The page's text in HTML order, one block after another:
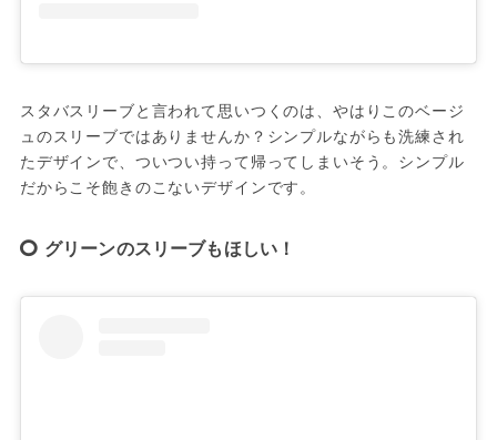
スタバスリーブと言われて思いつくのは、やはりこのベージ
ュのスリーブではありませんか？シンプルながらも洗練され
たデザインで、ついつい持って帰ってしまいそう。シンプル
だからこそ飽きのこないデザインです。
グリーンのスリーブもほしい！